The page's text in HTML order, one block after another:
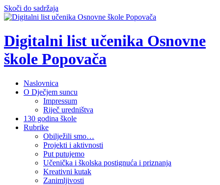
Skoči do sadržaja
Digitalni list učenika Osnovne
škole Popovača
Naslovnica
O Dječjem suncu
Impressum
Riječ uredništva
130 godina škole
Rubrike
Obilježili smo…
Projekti i aktivnosti
Put putujemo
Učenička i školska postignuća i priznanja
Kreativni kutak
Zanimljivosti